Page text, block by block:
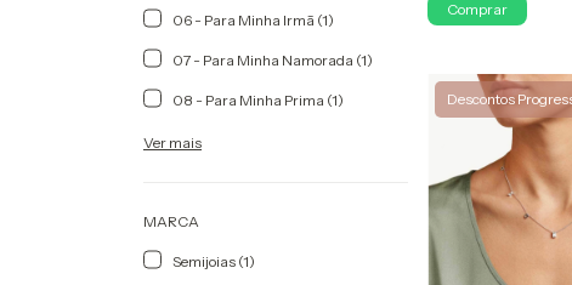
06 - Para Minha Irmã (1)
07 - Para Minha Namorada (1)
08 - Para Minha Prima (1)
Ver mais
MARCA
Semijoias (1)
Descontos